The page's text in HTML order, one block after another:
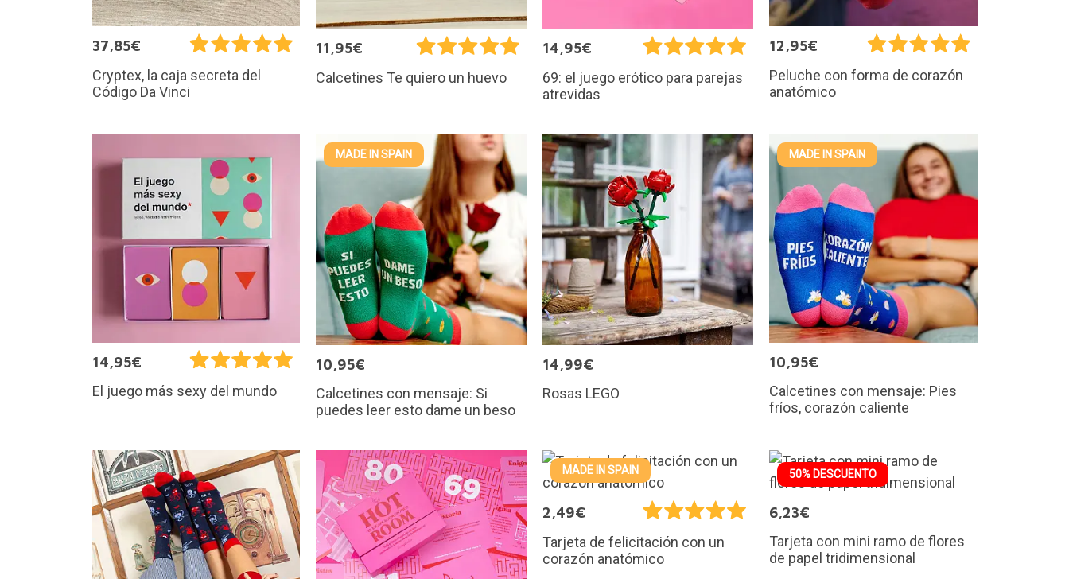
37,85€
Cryptex, la caja secreta del
Código Da Vinci
11,95€
Calcetines Te quiero un huevo
14,95€
69: el juego erótico para parejas
atrevidas
12,95€
Peluche con forma de corazón
anatómico
14,95€
El juego más sexy del mundo
MADE IN SPAIN
10,95€
Calcetines con mensaje: Si
puedes leer esto dame un beso
14,99€
Rosas LEGO
MADE IN SPAIN
10,95€
Calcetines con mensaje: Pies
fríos, corazón caliente
MADE IN SPAIN
2,49€
Tarjeta de felicitación con un
corazón anatómico
50% DESCUENTO
6,23€
Tarjeta con mini ramo de flores
de papel tridimensional